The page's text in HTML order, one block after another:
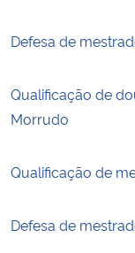
Defesa de
Qualificação de
Morrudo
Qualificação de
Defesa de